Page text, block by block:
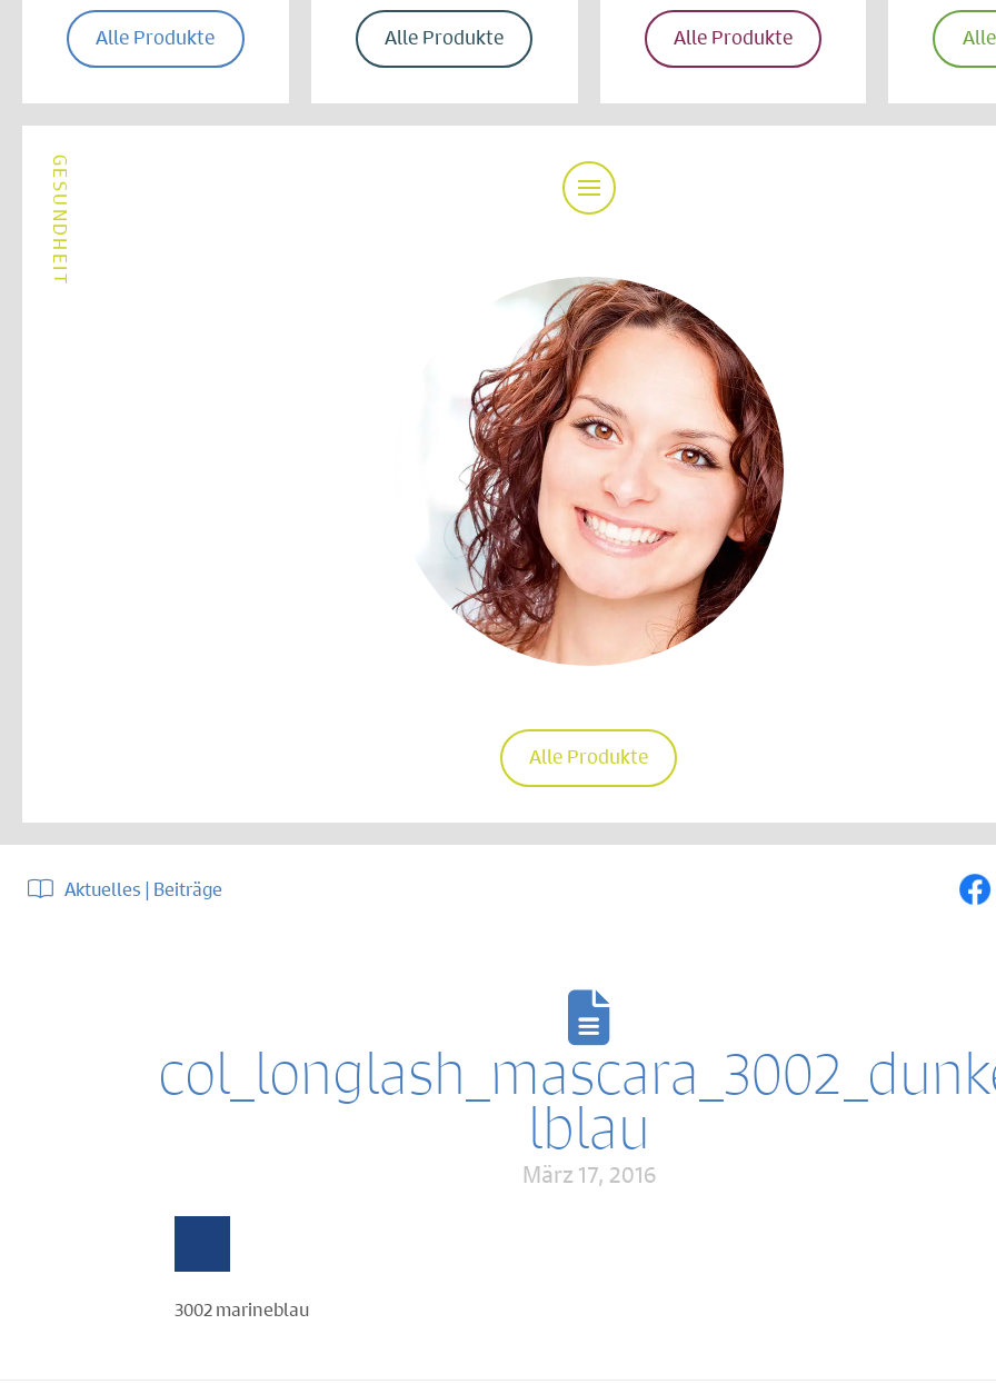
Alle Produkte Alle Produkte Alle Produkte
GESUNDHEIT
Alle Produkte
Aktuelles | Beiträge
lblau
März 17, 2016
3002 marineblau